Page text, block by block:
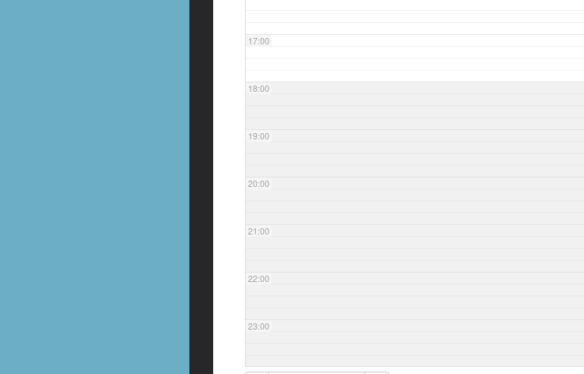
17:00
18:00
19:00
20:00
21:00
22:00
23:00